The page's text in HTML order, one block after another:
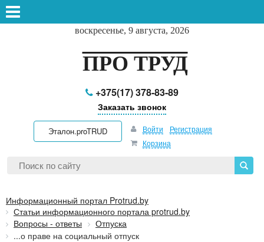
воскресенье, 9 августа, 2026
ПРО ТРУД
+375(17) 378-83-89
Заказать звонок
Эталон.proTRUD Войти
Регистрация
Корзина
Информационный портал Protrud.by
Статьи информационного портала protrud.by
Вопросы - ответы
Отпуска
...о праве на социальный отпуск